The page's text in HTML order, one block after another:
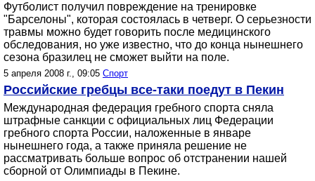
Футболист получил повреждение на тренировке
"Барселоны", которая состоялась в четверг. О серьезности
травмы можно будет говорить после медицинского
обследования, но уже известно, что до конца нынешнего
сезона бразилец не сможет выйти на поле.
5 апреля 2008 г., 09:05 Спорт
Российские гребцы все-таки поедут в Пекин
Международная федерация гребного спорта сняла
штрафные санкции с официальных лиц Федерации
гребного спорта России, наложенные в январе
нынешнего года, а также приняла решение не
рассматривать больше вопрос об отстранении нашей
сборной от Олимпиады в Пекине.